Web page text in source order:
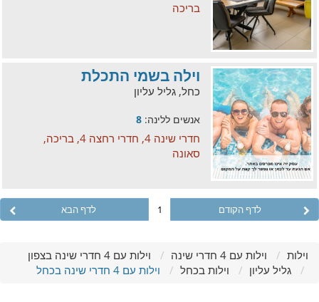
בריכה
וילה בשמי התכלת
כחל, גליל עליון
אנשים ללינה: 8
חדרי שינה 4, חדרי רחצה 4, בריכה,
סאונה
לדף הקודם 1 לדף הבא
וילות וילות עם 4 חדרי שינה
וילות עם 4 חדרי שינה בצפון
גליל עליון
וילות בכחל וילות עם 4 חדרי שינה בכחל